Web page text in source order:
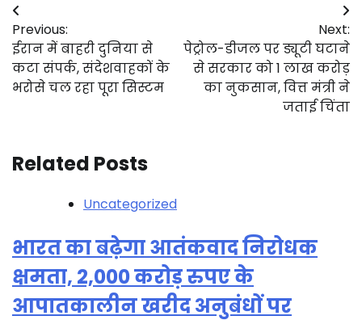
Post
navigation
Previous:
ईरान में बाहरी दुनिया से
कटा संपर्क, संदेशवाहकों के
भरोसे चल रहा पूरा सिस्टम
Next:
पेट्रोल-डीजल पर ड्यूटी घटाने
से सरकार को ₹1 लाख करोड़
का नुकसान, वित्त मंत्री ने
जताई चिंता
Related Posts
Uncategorized
भारत का बढ़ेगा आतंकवाद निरोधक
क्षमता, 2,000 करोड़ रुपए के
आपातकालीन खरीद अनुबंधों पर